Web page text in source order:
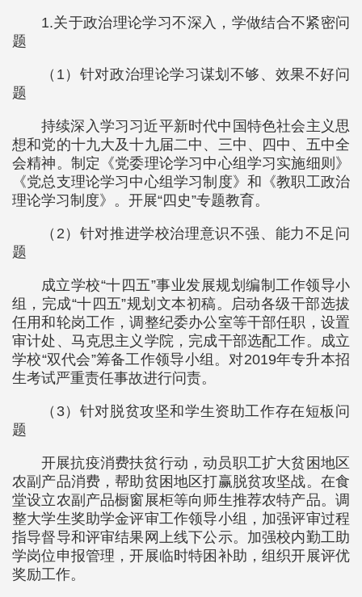
1.关于政治理论学习不深入，学做结合不紧密问
题
（1）针对政治理论学习谋划不够、效果不好问
题
持续深入学习习近平新时代中国特色社会主义思
想和党的十九大及十九届二中、三中、四中、五中全
会精神。制定《党委理论学习中心组学习实施细则》
《党总支理论学习中心组学习制度》和《教职工政治
理论学习制度》。开展“四史”专题教育。
（2）针对推进学校治理意识不强、能力不足问
题
成立学校“十四五”事业发展规划编制工作领导小
组，完成“十四五”规划文本初稿。启动各级干部选拔
任用和轮岗工作，调整纪委办公室等干部任职，设置
审计处、马克思主义学院，完成干部选配工作。成立
学校“双代会”筹备工作领导小组。对2019年专升本招
生考试严重责任事故进行问责。
（3）针对脱贫攻坚和学生资助工作存在短板问
题
开展抗疫消费扶贫行动，动员职工扩大贫困地区
农副产品消费，帮助贫困地区打赢脱贫攻坚战。在食
堂设立农副产品橱窗展柜等向师生推荐农特产品。调
整大学生奖助学金评审工作领导小组，加强评审过程
指导督导和评审结果网上线下公示。加强校内勤工助
学岗位申报管理，开展临时特困补助，组织开展评优
奖励工作。